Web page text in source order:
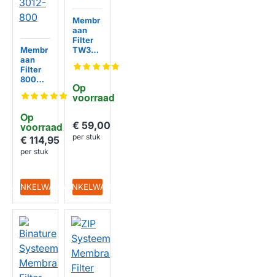
HUISMERK
Op
voorraad
Membr
aan
Filter
800
voor
3012-
800
€ 114,95
per stuk
IN WINKELWAGEN
HUISMERK
Op
voorraad
Membr
aan
Filter
TW30-
50 Klik
m
€ 59,00
per stuk
IN WINKELWAGEN